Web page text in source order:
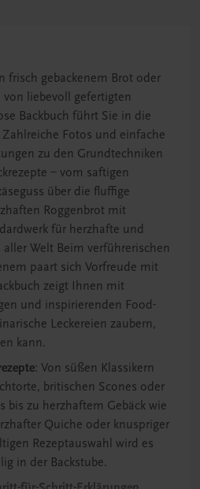
frisch gebackenem Brot oder
liebevoll gefertigten
Backbuch führt Sie in die
Fotos und einfache
zu den Grundtechniken
– vom saftigen
über die fluffige
Roggenbrot mit
für herzhafte und
aller Welt Beim verführerischen
paart sich Vorfreude mit
zeigt Ihnen mit
und inspirierenden Food-
Leckereien zaubern,
kann.
: Von süßen Klassikern
britischen Scones oder
bis zu herzhaftem Gebäck wie
Quiche oder knuspriger
Rezeptauswahl wird es
in der Backstube.